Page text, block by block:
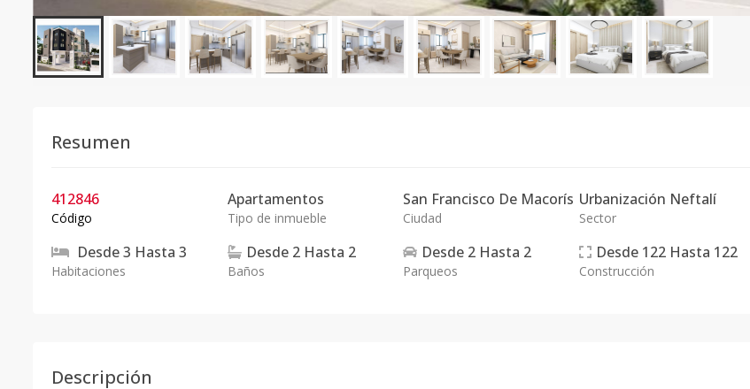
Resumen
412846
Código
Apartamentos
Tipo de inmueble
San Francisco De Macorís
Ciudad
Urbanización Neftalí
Sector
Desde3 Hasta 3
Habitaciones
Desde 2 Hasta 2
Baños
Desde 2 Hasta 2
Parqueos
Desde 122 Hasta 122
Construcción
Descripción